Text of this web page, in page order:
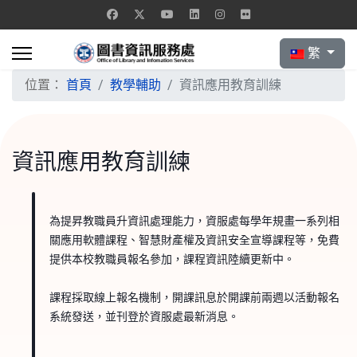
選擇你的語言
繁
位置： 首頁 教學輔助 資訊應用教育訓練
資訊應用教育訓練
為提昇教職員升資訊處理能力，資服處每學年規畫一系列相
關應用軟體課程、智慧財產權及資訊安全宣導課程等，免費
提供本校教職員報名參加，課程資訊陸續更新中。
課程採取線上報名機制，開課訊息於開課前兩週以活動報名
系統發送，並刊登於資服處最新消息。